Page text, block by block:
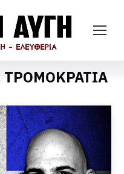
ΤΡΟΜΟΚΡΑΤΙΑ